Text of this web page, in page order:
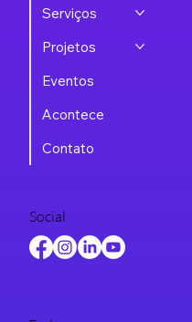
Serviços
Projetos
Eventos
Acontece
Contato
Social